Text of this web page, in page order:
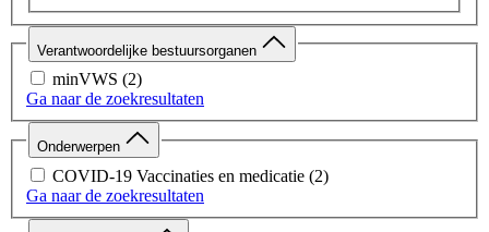
Verantwoordelijke bestuursorganen
minVWS (2)
Ga naar de zoekresultaten
Onderwerpen
COVID-19 Vaccinaties en medicatie (2)
Ga naar de zoekresultaten